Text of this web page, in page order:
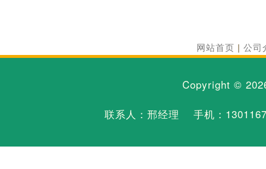
网站首页 | 公司
Copyright ©
联系人：邢经理 手机：